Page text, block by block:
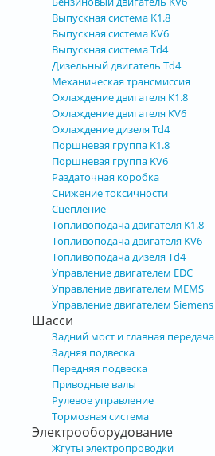
Выпускная система K1.8
Выпускная система KV6
Выпускная система Td4
Дизельный двигатель Td4
Механическая трансмиссия
Охлаждение двигателя K1.8
Охлаждение двигателя KV6
Охлаждение дизеля Td4
Поршневая группа K1.8
Поршневая группа KV6
Раздаточная коробка
Снижение токсичности
Сцепление
Топливоподача двигателя K1.8
Топливоподача двигателя KV6
Топливоподача дизеля Td4
Управление двигателем EDC
Управление двигателем MEMS
Управление двигателем Siemens
Шасси
Задний мост и главная передача
Задняя подвеска
Передняя подвеска
Приводные валы
Рулевое управление
Тормозная система
Электрооборудование
Жгуты электропроводки